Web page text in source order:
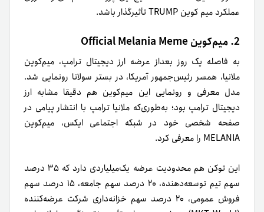
عملکرد میم کوین TRUMP تأثیرگذار باشد.
2. میم‌کوین Official Melania Meme
به‌ فاصله یک روز بعد‌از عرضه ارز دیجیتال ترامپ، میم‌کوین
ملانیا، همسر رئیس‌جمهور آمریکا، در بستر سولانا رونمایی شد.
مدل معرفی و رونمایی این میم‌کوین هم دقیقا مشابه ارز
دیجیتال ترامپ بود؛ به‌طوری‌که ملانیا ترامپ با انتشار پیامی در
صفحه شخصی خود در شبکه اجتماعی ایکس، میم‌کوین
MELANIA را معرفی کرد.
این توکن هم محدودیت عرضه یک‌میلیاردی دارد که ۳۵ درصد
سهم تیم توسعه‌دهنده، ۲۰ درصد سهم جامعه، ۱۵ درصد سهم
فروش عمومی، ۲۰ درصد سهم خزانه‌داری شرکت عرضه‌کننده